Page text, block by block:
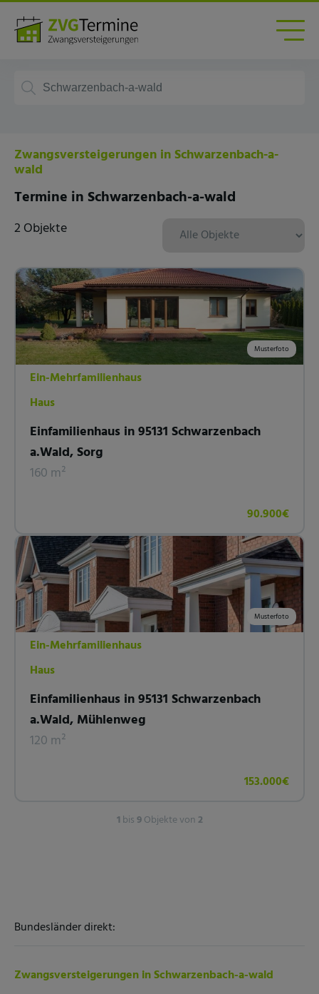
Zwangsversteigerungen in Schwarzenbach-a-
wald
Termine in Schwarzenbach-a-wald
2 Objekte
Musterfoto
Ein-Mehrfamilienhaus
Haus
Einfamilienhaus in 95131 Schwarzenbach
a.Wald, Sorg
160 m²
90.900€
Musterfoto
Ein-Mehrfamilienhaus
Haus
Einfamilienhaus in 95131 Schwarzenbach
a.Wald, Mühlenweg
120 m²
153.000€
1 bis9Objekte von2
Bundesländer direkt:
Zwangsversteigerungen in Schwarzenbach-a-wald